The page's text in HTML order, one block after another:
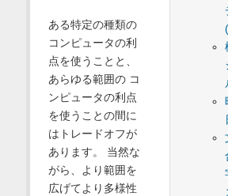
ある特定の種類の
コンピュータの利
点を使うことと、
あらゆる範囲の コ
ンピュータの利点
を使うことの間に
はトレードオフが
あります。 当然な
がら、より範囲を
広げてより多様性